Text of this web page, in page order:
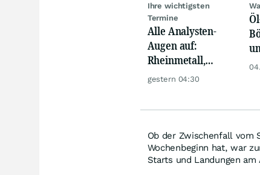
Ihre wichtigsten
Termine
Alle Analysten-
Augen auf:
Rheinmetall,
Deutsche Telekom,
gestern 04:30
Ob der Zwischenfall vom
Wochenbeginn hat, war
Starts und Landungen